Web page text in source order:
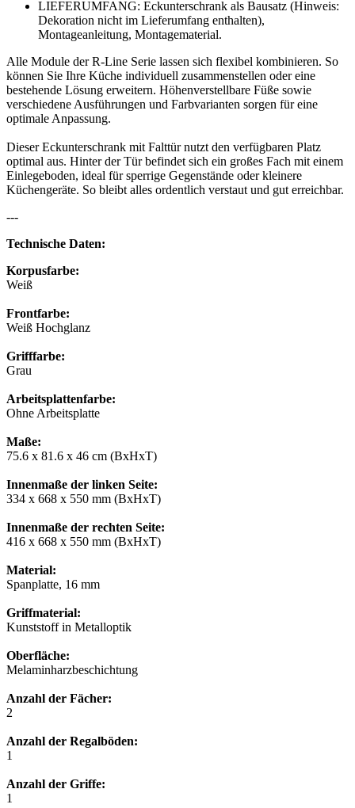
LIEFERUMFANG: Eckunterschrank als Bausatz (Hinweis:
Dekoration nicht im Lieferumfang enthalten),
Montageanleitung, Montagematerial.
Alle Module der R-Line Serie lassen sich flexibel kombinieren. So
können Sie Ihre Küche individuell zusammenstellen oder eine
bestehende Lösung erweitern. Höhenverstellbare Füße sowie
verschiedene Ausführungen und Farbvarianten sorgen für eine
optimale Anpassung.
Dieser Eckunterschrank mit Falttür nutzt den verfügbaren Platz
optimal aus. Hinter der Tür befindet sich ein großes Fach mit einem
Einlegeboden, ideal für sperrige Gegenstände oder kleinere
Küchengeräte. So bleibt alles ordentlich verstaut und gut erreichbar.
---
Technische Daten:
Korpusfarbe:
Weiß
Frontfarbe:
Weiß Hochglanz
Grifffarbe:
Grau
Arbeitsplattenfarbe:
Ohne Arbeitsplatte
Maße:
75.6 x 81.6 x 46 cm (BxHxT)
Innenmaße der linken Seite:
334 x 668 x 550 mm (BxHxT)
Innenmaße der rechten Seite:
416 x 668 x 550 mm (BxHxT)
Material:
Spanplatte, 16 mm
Griffmaterial:
Kunststoff in Metalloptik
Oberfläche:
Melaminharzbeschichtung
Anzahl der Fächer:
2
Anzahl der Regalböden:
1
Anzahl der Griffe:
1